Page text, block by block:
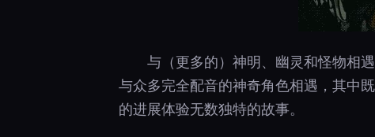
与（更多的）神明、幽灵和怪物相遇
与众多完全配音的神奇角色相遇，其中
的进展体验无数独特的故事。